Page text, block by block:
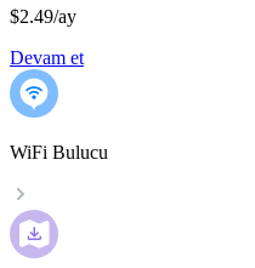
$2.49/ay
Devam et
WiFi Bulucu